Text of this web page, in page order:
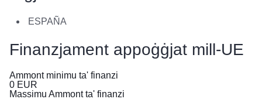
ESPAÑA
Finanzjament appoġġjat mill-UE
Ammont minimu ta' finanzi
0 EUR
Massimu Ammont ta' finanzi